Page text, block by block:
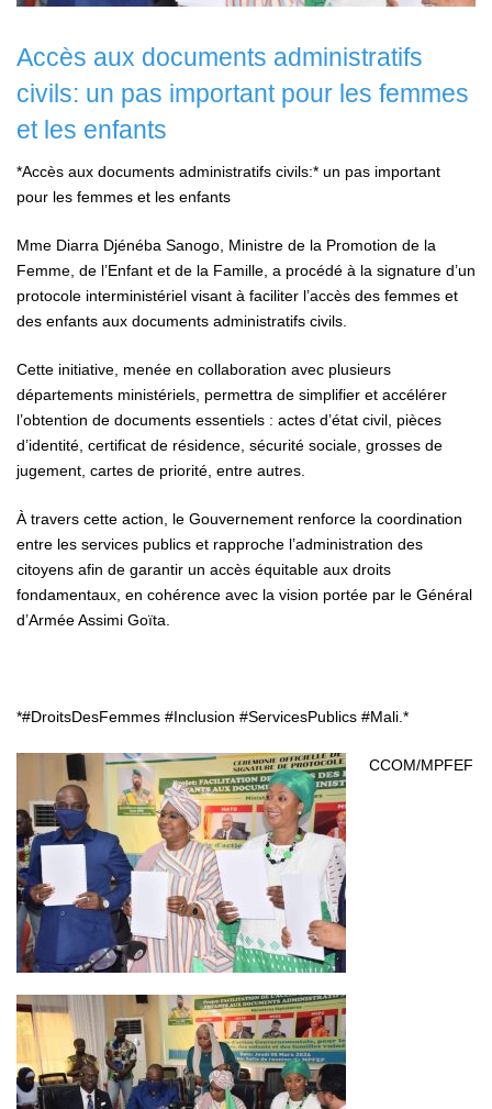
Accès aux documents administratifs
civils: un pas important pour les femmes
et les enfants
*Accès aux documents administratifs civils:* un pas important
pour les femmes et les enfants
Mme Diarra Djénéba Sanogo, Ministre de la Promotion de la
Femme, de l’Enfant et de la Famille, a procédé à la signature d’un
protocole interministériel visant à faciliter l’accès des femmes et
des enfants aux documents administratifs civils.
Cette initiative, menée en collaboration avec plusieurs
départements ministériels, permettra de simplifier et accélérer
l’obtention de documents essentiels : actes d’état civil, pièces
d’identité, certificat de résidence, sécurité sociale, grosses de
jugement, cartes de priorité, entre autres.
À travers cette action, le Gouvernement renforce la coordination
entre les services publics et rapproche l’administration des
citoyens afin de garantir un accès équitable aux droits
fondamentaux, en cohérence avec la vision portée par le Général
d’Armée Assimi Goïta.
*#DroitsDesFemmes #Inclusion #ServicesPublics #Mali.*
CCOM/MPFEF